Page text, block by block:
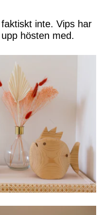
inte. Vips har
hösten med.